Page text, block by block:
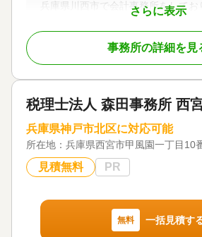
さらに表示
兵庫県川西市で会計事務所をしてお
公認会計士・税理士の田村と申しま
この度はお悔やみ申し上げます。
私は、相続対策・相続税申告を中
て頂きました。
お客様のお力になれればと思いこの
相続税申告書は、弊所は通常は遺
で承っておりますが財産状況によっ
額が変動します(上下)。
実際にお話しさせて頂いて正式なお
出来ればと考えております。
事務所の詳細を見
税理士法人 森田事務所 西
兵庫県神戸市北区に対応可能
所在地： 兵庫県西宮市甲風園一丁目
見積無料 PR
無料 一括見積す